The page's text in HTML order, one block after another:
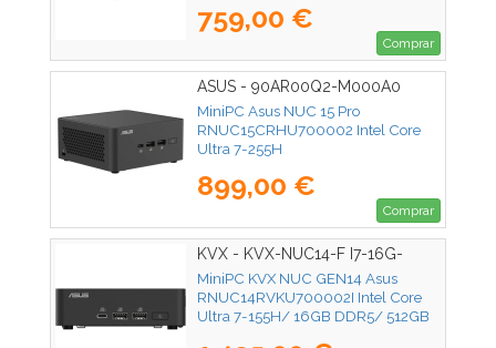
759,00 €
Comprar
ASUS - 90AR00Q2-M000A0
MiniPC Asus NUC 15 Pro
RNUC15CRHU700002 Intel Core
Ultra 7-255H
899,00 €
Comprar
KVX - KVX-NUC14-F I7-16G-
512GB-SSD
MiniPC KVX NUC GEN14 Asus
RNUC14RVKU700002I Intel Core
Ultra 7-155H/ 16GB DDR5/ 512GB